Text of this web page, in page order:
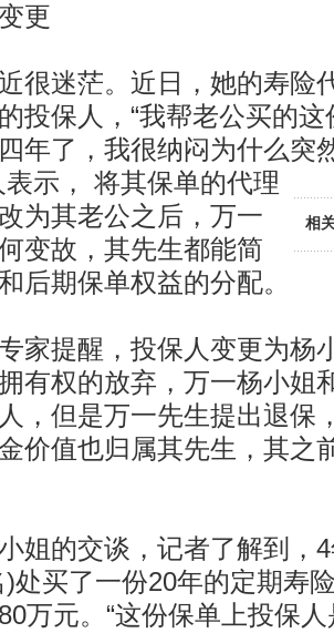
更
迷茫。近日，她的寿险
投保人，“我帮老公买的
年了，我很纳闷为什么突
示，
相
将其保单的代理
为其老公之后，万一
变故，其先生都能简
后期保单权益的分配。
提醒，投保人变更为杨
有权的放弃，万一杨小姐
，但是万一先生提出退保
价值也归属其先生，其之
的交谈，记者了解到，4
处买了一份20年的定期寿
万元。“这份保单上投保